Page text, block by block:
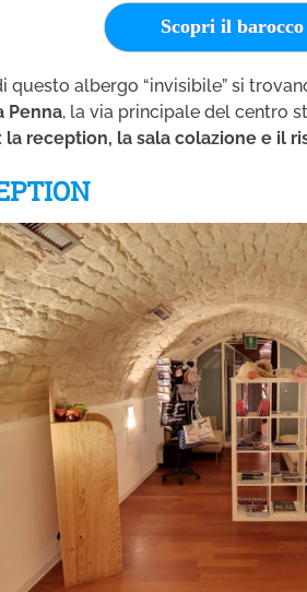
Scopri il
questo albergo “invisibile” si
Penna, la via principale del centro
la reception, la sala colazione e il